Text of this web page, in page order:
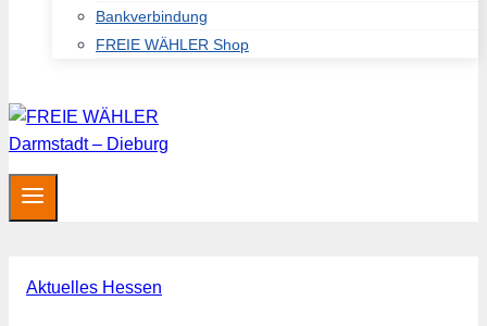
Bankverbindung
FREIE WÄHLER Shop
Aktuelles Hessen